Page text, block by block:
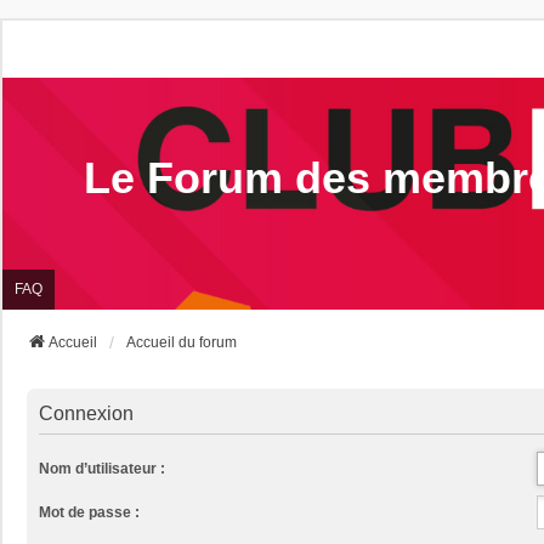
Le Forum des
FAQ
Accueil Accueil du forum
Connexion
Nom d’utilisateur :
Mot de passe :